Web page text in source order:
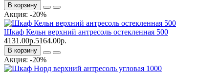
В корзину
Акция: -20%
Шкаф Кельн верхний антресоль остекленная 500
4131.00р.5164.00р.
В корзину
Акция: -20%